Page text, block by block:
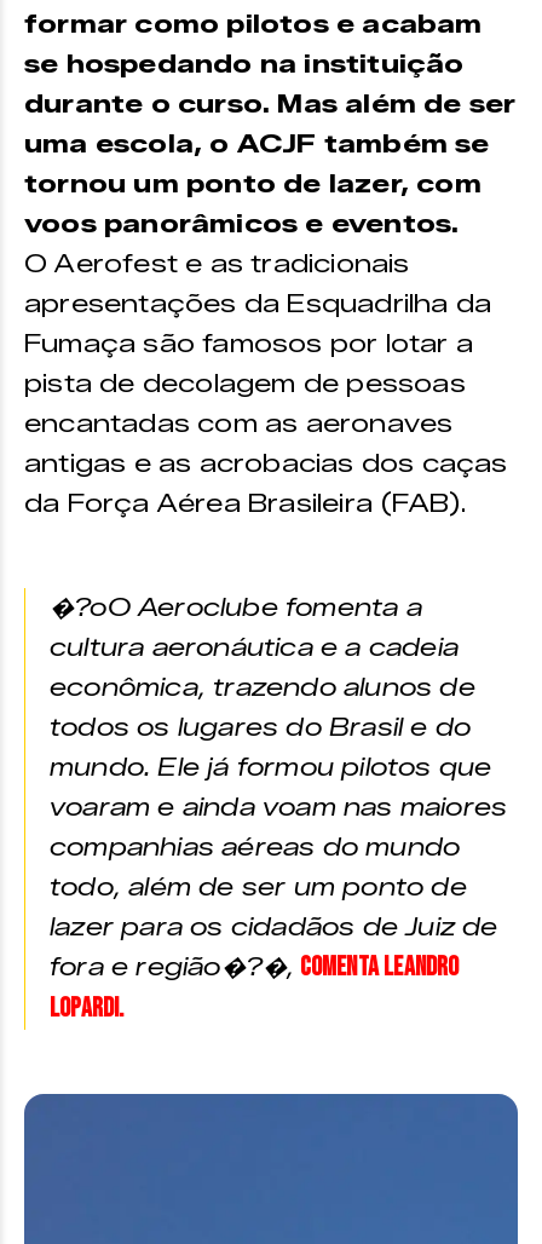
formar como pilotos e acabam
se hospedando na instituição
durante o curso. Mas além de ser
uma escola, o ACJF também se
tornou um ponto de lazer, com
voos panorâmicos e eventos.
O Aerofest e as tradicionais
apresentações da Esquadrilha da
Fumaça são famosos por lotar a
pista de decolagem de pessoas
encantadas com as aeronaves
antigas e as acrobacias dos caças
da Força Aérea Brasileira (FAB).
�?oO Aeroclube fomenta a
cultura aeronáutica e a cadeia
econômica, trazendo alunos de
todos os lugares do Brasil e do
mundo. Ele já formou pilotos que
voaram e ainda voam nas maiores
companhias aéreas do mundo
todo, além de ser um ponto de
lazer para os cidadãos de Juiz de
fora e região�?�, comenta Leandro
Lopardi.